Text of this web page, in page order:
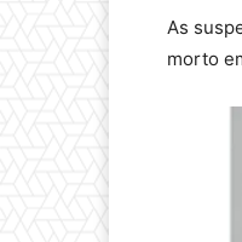
As
morto